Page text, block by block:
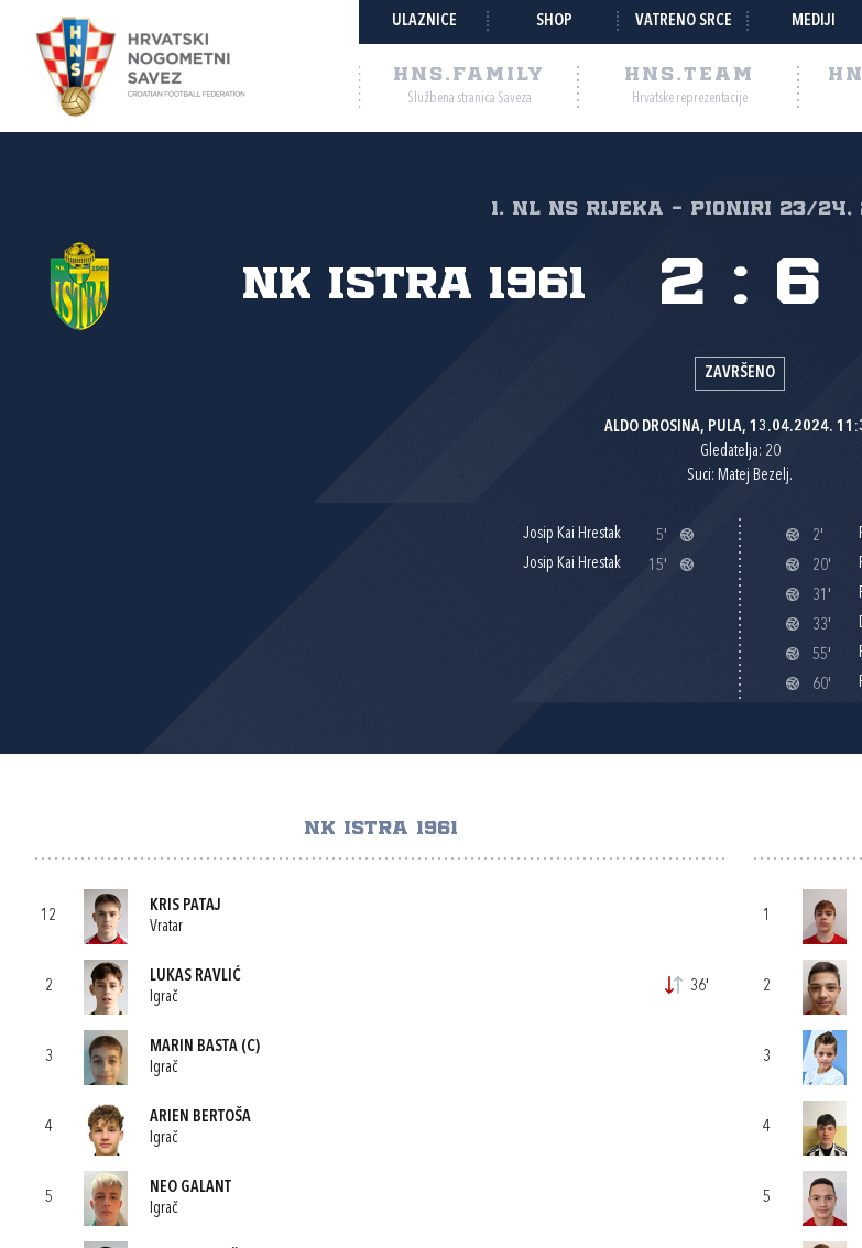
ULAZNICE SHOP VATRENO SRCE MEDIJI
HNS.FAMILY
Službena stranica Saveza
HNS.TEAM
Hrvatske reprezentacije
1. NL NS Rijeka - pioniri 23/24,
NK Istra 1961 2 : 6
ZAVRŠENO
ALDO DROSINA, PULA, 13.04.2024.
Gledatelja: 20
Suci: Matej Bezelj.
Josip Kai Hrestak
5'
Josip Kai Hrestak
15'
2'
20'
31'
33'
55'
60'
NK ISTRA 1961
12
KRIS PATAJ
Vratar
2
LUKAS RAVLIĆ
Igrač
36'
3
MARIN BASTA (C)
Igrač
4
ARIEN BERTOŠA
Igrač
5
NEO GALANT
Igrač
1
2
3
4
5